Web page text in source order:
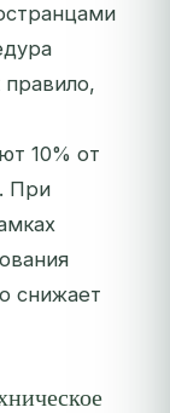
правило,
10% от
При
снижает